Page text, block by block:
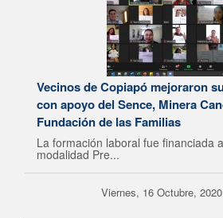
Vecinos de Copiapó mejoraron
con apoyo del Sence, Minera
Fundación de las Familias
La formación laboral fue financiada
modalidad Pre...
Viernes, 16 Octubre,